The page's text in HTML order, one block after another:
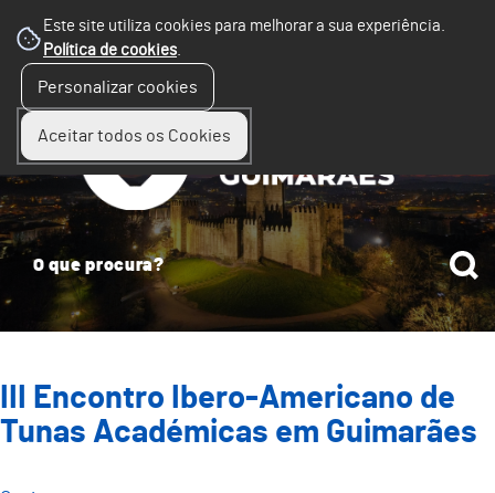
Este site utiliza cookies para melhorar a sua experiência.
Política de cookies.
Personalizar cookies
Aceitar todos os Cookies
III Encontro Ibero-Americano de
Tunas Académicas em Guimarães